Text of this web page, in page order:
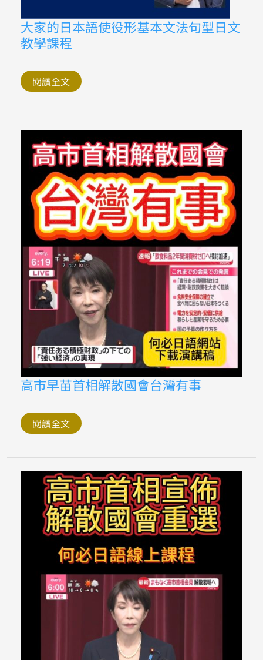
大家的日本語使役形基本文法句型日文
教學課程
大
家
的
日
語
使
役
本
文
句
型
日
教
學
課
程
閱讀全文
高市早苗首相解散國會台灣有事
高
市
首
相
解
國
台
閱讀全文